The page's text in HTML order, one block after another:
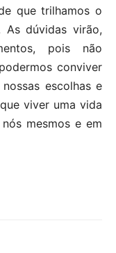
que trilhamos o
As dúvidas virão,
pois não
conviver
escolhas e
viver uma vida
mesmos e em